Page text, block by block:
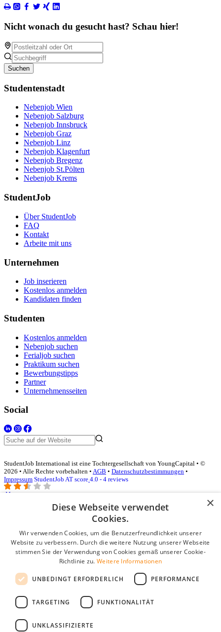
Nicht wonach du gesucht hast? Schau hier!
Suchen
Studentenstadt
Nebenjob Wien
Nebenjob Salzburg
Nebenjob Innsbruck
Nebenjob Graz
Nebenjob Linz
Nebenjob Klagenfurt
Nebenjob Bregenz
Nebenjob St.Pölten
Nebenjob Krems
StudentJob
Über StudentJob
FAQ
Kontakt
Arbeite mit uns
Unternehmen
Job inserieren
Kostenlos anmelden
Kandidaten finden
Studenten
Kostenlos anmelden
Nebenjob suchen
Ferialjob suchen
Praktikum suchen
Bewerbungstipps
Partner
Unternehmensseiten
Social
StudentJob International ist eine Tochtergesellschaft von YoungCapital • ©
2026 • Alle Rechte vorbehalten • AGB • Datenschutzbestimmungen •
Impressum StudentJob AT score 4.0 - 4 reviews
Login für Unternehmen
E-Mail*
Passwort
Angemeldet bleiben
Passwort vergessen?
Kostenloses Unternehmensprofil
×
Diese Webseite verwendet
Cookies.
Wir verwenden Cookies, um die Benutzerfreundlichkeit unserer
Website zu verbessern. Durch die weitere Nutzung unserer Webseite
stimmen Sie der Verwendung von Cookies gemäß unserer Cookie-
Richtlinie zu. Weitere Informationen
UNBEDINGT ERFORDERLICH PERFORMANCE
TARGETING FUNKTIONALITÄT
UNKLASSIFIZIERTE